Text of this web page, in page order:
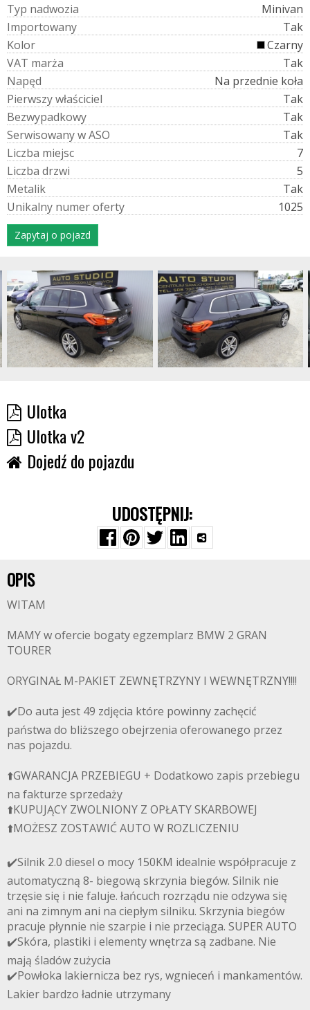
Typ nadwozia
Minivan
Importowany
Tak
Kolor
Czarny
VAT marża
Tak
Napęd
Na przednie koła
Pierwszywłaściciel
Tak
Bezwypadkowy
Tak
SerwisowanywASO
Tak
Liczba miejsc
7
Liczba drzwi
5
Metalik
Tak
Unikalny numeroferty 1025
Zapytaj o pojazd
Ulotka
Ulotka v2
Dojedź do pojazdu
UDOSTĘPNIJ:
OPIS
WITAM
MAMY w ofercie bogaty egzemplarz BMW 2 GRAN
TOURER
ORYGINAŁ M-PAKIET ZEWNĘTRZYNY I WEWNĘTRZNY!!!!
✔️Do auta jest 49 zdjęcia które powinny zachęcić
państwa do bliższego obejrzenia oferowanego przez
nas pojazdu.
⬆️GWARANCJA PRZEBIEGU + Dodatkowo zapis przebiegu
na fakturze sprzedaży
⬆️KUPUJĄCY ZWOLNIONY Z OPŁATY SKARBOWEJ
⬆️MOŻESZ ZOSTAWIĆ AUTO W ROZLICZENIU
✔️Silnik 2.0 diesel o mocy 150KM idealnie współpracuje z
automatyczną 8- biegową skrzynia biegów. Silnik nie
trzęsie się i nie faluje. łańcuch rozrządu nie odzywa się
ani na zimnym ani na ciepłym silniku. Skrzynia biegów
pracuje płynnie nie szarpie i nie przeciąga. SUPER AUTO
✔️Skóra, plastiki i elementy wnętrza są zadbane. Nie
mają śladów zużycia
✔️Powłoka lakiernicza bez rys, wgnieceń i mankamentów.
Lakier bardzo ładnie utrzymany